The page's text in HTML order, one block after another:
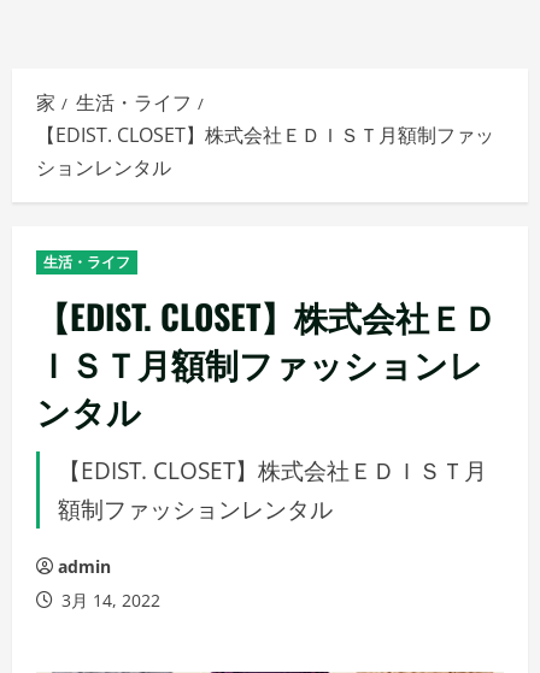
家
生活・ライフ
【EDIST. CLOSET】株式会社ＥＤＩＳＴ月額制ファッ
ションレンタル
生活・ライフ
【EDIST. CLOSET】株式会社ＥＤ
ＩＳＴ月額制ファッションレ
ンタル
【EDIST. CLOSET】株式会社ＥＤＩＳＴ月
額制ファッションレンタル
admin
3月 14, 2022